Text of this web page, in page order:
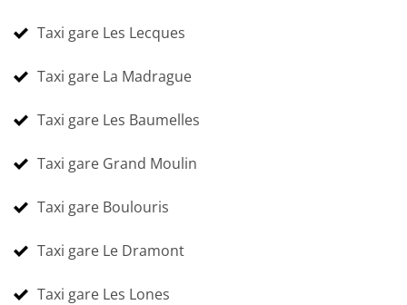
Taxi gare Les Lecques
Taxi gare La Madrague
Taxi gare Les Baumelles
Taxi gare Grand Moulin
Taxi gare Boulouris
Taxi gare Le Dramont
Taxi gare Les Lones